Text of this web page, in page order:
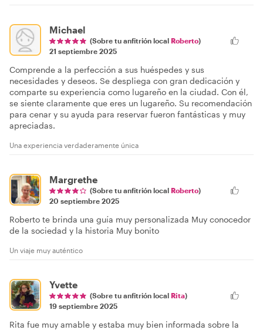
Michael
(Sobre tu anfitrión local Roberto)
21 septiembre 2025
Comprende a la perfección a sus huéspedes y sus
necesidades y deseos. Se despliega con gran dedicación y
comparte su experiencia como lugareño en la ciudad. Con él,
se siente claramente que eres un lugareño. Su recomendación
para cenar y su ayuda para reservar fueron fantásticas y muy
apreciadas.
Una experiencia verdaderamente única
Margrethe
(Sobre tu anfitrión local Roberto)
20 septiembre 2025
Roberto te brinda una guía muy personalizada Muy conocedor
de la sociedad y la historia Muy bonito
Un viaje muy auténtico
Yvette
(Sobre tu anfitrión local Rita)
19 septiembre 2025
Rita fue muy amable y estaba muy bien informada sobre la